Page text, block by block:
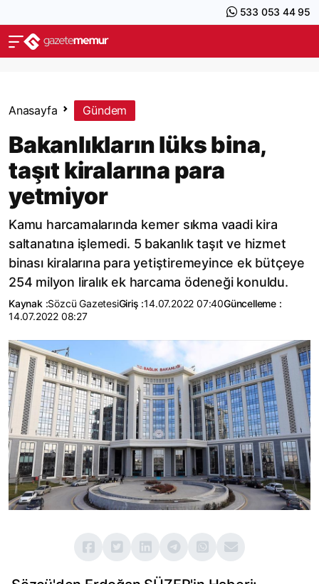
533 053 44 95
Anasayfa Gündem
Bakanlıkların lüks bina,
taşıt kiralarına para
yetmiyor
Kamu harcamalarında kemer sıkma vaadi kira
saltanatına işlemedi. 5 bakanlık taşıt ve hizmet
binası kiralarına para yetiştiremeyince ek bütçeye
254 milyon liralık ek harcama ödeneği konuldu.
Kaynak :Sözcü GazetesiGiriş :14.07.2022 07:40Güncelleme :
14.07.2022 08:27